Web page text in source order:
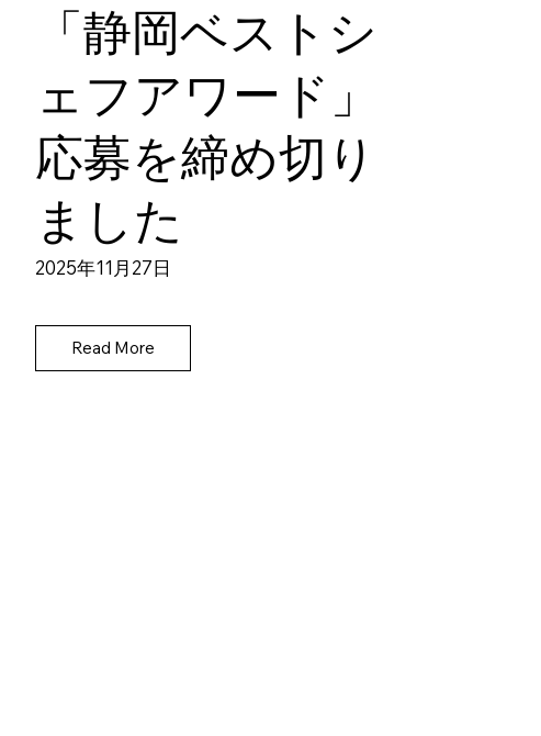
「静岡ベストシ
ェフアワード」
応募を締め切り
ました
2025年11月27日
Read More